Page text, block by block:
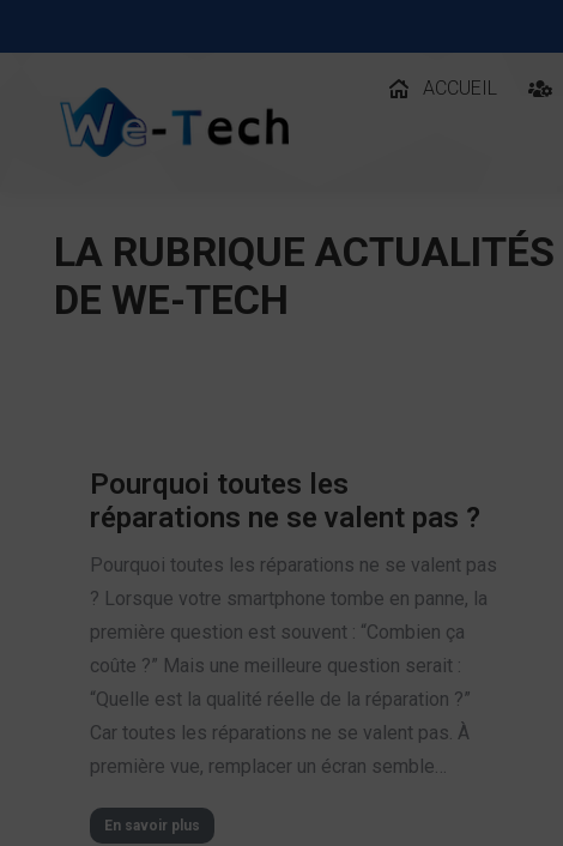
ACCUEIL
LA RUBRIQUE ACTUALITÉS
DE WE-TECH
Pourquoi toutes les
réparations ne se valent pas ?
Pourquoi toutes les réparations ne se valent pas
? Lorsque votre smartphone tombe en panne, la
première question est souvent : “Combien ça
coûte ?” Mais une meilleure question serait :
“Quelle est la qualité réelle de la réparation ?”
Car toutes les réparations ne se valent pas. À
première vue, remplacer un écran semble…
En savoir plus